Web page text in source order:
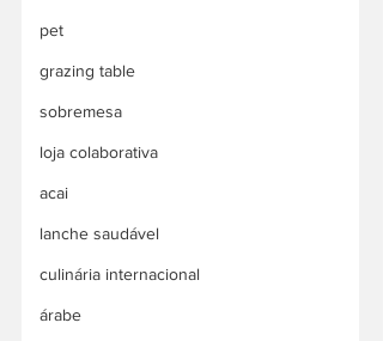
pet
grazing table
sobremesa
loja colaborativa
acai
lanche saudável
culinária internacional
árabe